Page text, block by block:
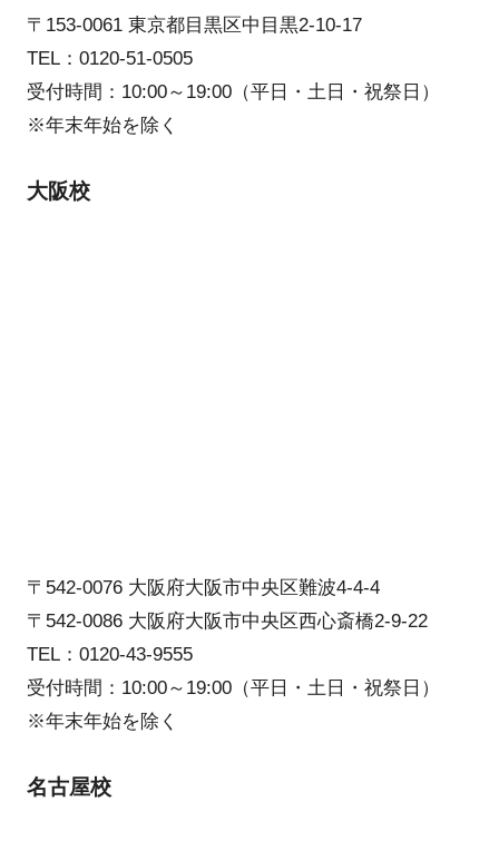
〒153-0061 東京都目黒区中目黒2-10-17
TEL：0120-51-0505
受付時間：10:00～19:00（平日・土日・祝祭日）
※年末年始を除く
大阪校
〒542-0076 大阪府大阪市中央区難波4-4-4
〒542-0086 大阪府大阪市中央区西心斎橋2-9-22
TEL：0120-43-9555
受付時間：10:00～19:00（平日・土日・祝祭日）
※年末年始を除く
名古屋校